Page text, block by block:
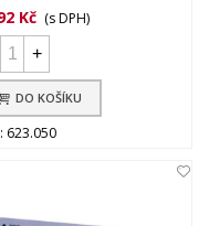
Kč (s DPH)
+
DO KOŠÍKU
623.050